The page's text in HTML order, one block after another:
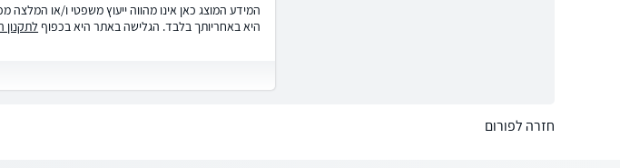
המידע המוצג כאן אינו מהווה ייעוץ משפטי ו/או
היא באחריותך בלבד. הגלישה באתר היא בכפוף
חזרה לפורום